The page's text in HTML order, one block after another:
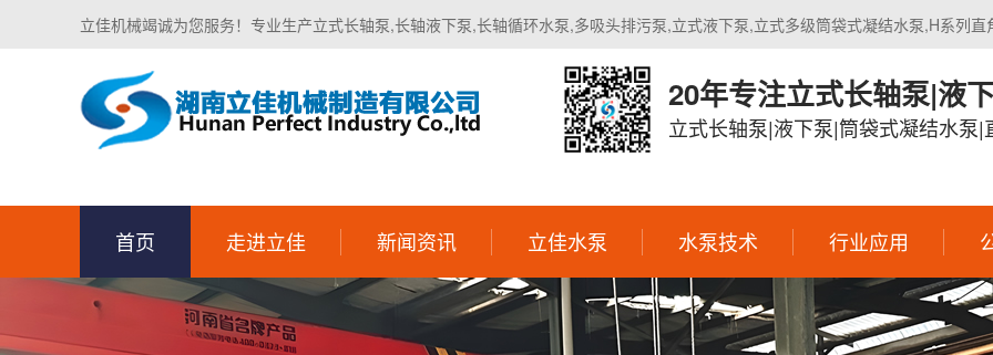
立佳机械竭诚为您服务！专业生产立式长轴泵,长轴液下泵,长轴循环水泵,多吸头排污泵,立式液下泵,立式多级筒袋式凝结水泵,H系列直
20年专注立式长轴泵|液
立式长轴泵|液下泵|筒袋式凝结水泵|
首页 走进立佳 新闻资讯 立佳水泵 水泵技术 行业应用